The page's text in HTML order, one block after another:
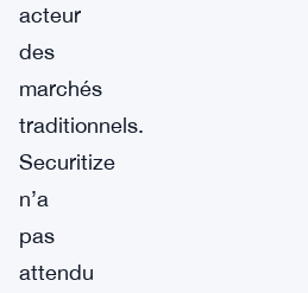
acteur
des
marchés
traditionnels.
Securitize
n’a
pas
attendu